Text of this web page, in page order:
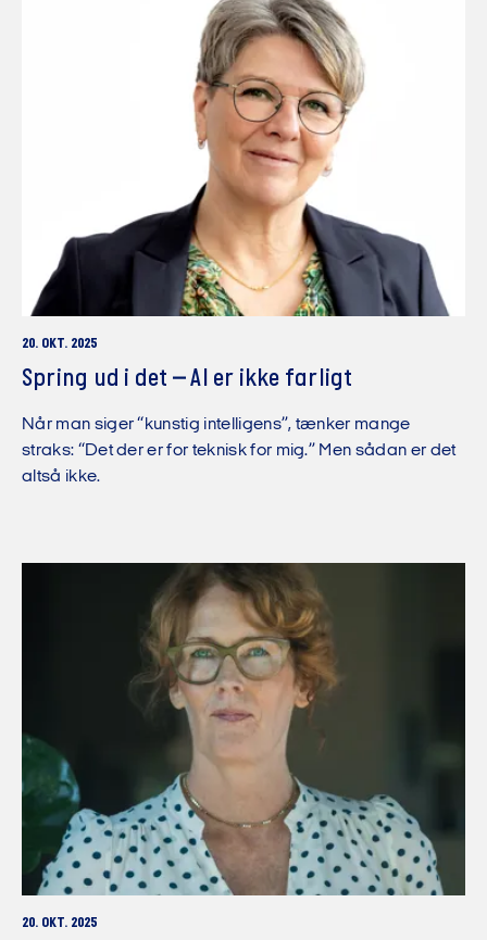
20. OKT. 2025
Spring ud i det – AI er ikke farligt
Når man siger “kunstig intelligens”, tænker mange
straks: “Det der er for teknisk for mig.” Men sådan er det
altså ikke.
20. OKT. 2025